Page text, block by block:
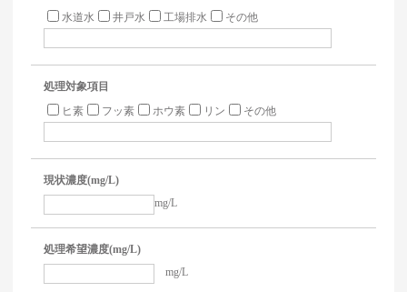
水道水
井戸水 工場排水 その他
処理対象項目
ヒ素
フッ素 ホウ素 リン その他
現状濃度(mg/L)
mg/L
処理希望濃度(mg/L)
mg/L